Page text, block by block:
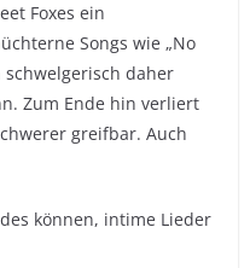
Foxes ein
Songs wie „No
schwelgerisch daher
Zum Ende hin verliert
greifbar. Auch
können, intime Lieder